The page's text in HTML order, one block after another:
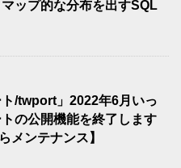
ップ的な分布を出すSQL
ト/twport」2022年6月いっ
の公開機能を終了します
メンテナンス】